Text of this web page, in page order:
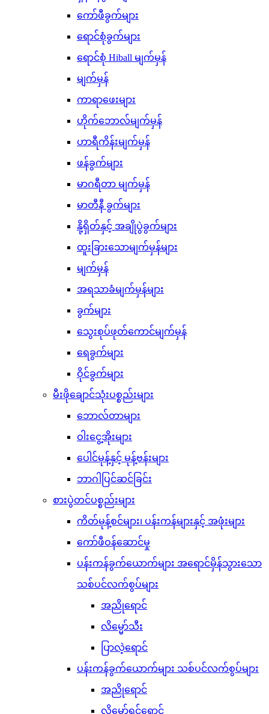
ကော်ဖီခွက်များ
ရောင်စုံခွက်များ
ရောင်စုံ Hiball မျက်မှန်
မျက်မှန်
ကာရာဖေးများ
ဟိုက်ဘောလ်မျက်မှန်
ဟာရီကိန်းမျက်မှန်
ဖန်ခွက်များ
မာဂရီတာ မျက်မှန်
မာတီနီ ခွက်များ
နို့ရှိတ်နှင့် အချိုပွဲခွက်များ
ထူးခြားသောမျက်မှန်များ
မျက်မှန်
အရသာခံမျက်မှန်များ
ခွက်များ
သွေးစုပ်ဖုတ်ကောင်မျက်မှန်
ရေခွက်များ
ဝိုင်ခွက်များ
မီးဖိုချောင်သုံးပစ္စည်းများ
ဘောလ်တာများ
ဝါးငွေ့အိုးများ
ပေါင်မုန့်နှင့် မုန့်ဗန်းများ
ဘာဂါပြင်ဆင်ခြင်း
စားပွဲတင်ပစ္စည်းများ
ကိတ်မုန့်စင်များ၊ ပန်းကန်များနှင့် အဖုံးများ
ကော်ဖီဝန်ဆောင်မှု
ပန်းကန်ခွက်ယောက်များ အရောင်မှိန်သွားသော
သစ်ပင်လက်စွပ်များ
အညိုရောင်
လိမ္မော်သီး
ပြာလဲ့ရောင်
ပန်းကန်ခွက်ယောက်များ သစ်ပင်လက်စွပ်များ
အညိုရောင်
လိမ္မော်ရင့်ရောင်